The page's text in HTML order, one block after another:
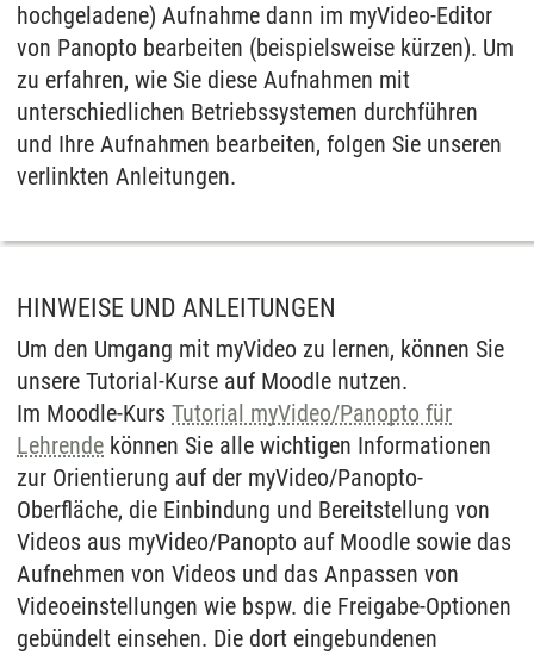
hochgeladene) Aufnahme dann im myVideo-Editor
von Panopto bearbeiten (beispielsweise kürzen). Um
zu erfahren, wie Sie diese Aufnahmen mit
unterschiedlichen Betriebssystemen durchführen
und Ihre Aufnahmen bearbeiten, folgen Sie unseren
verlinkten Anleitungen.
HINWEISE UND ANLEITUNGEN
Um den Umgang mit myVideo zu lernen, können Sie
unsere Tutorial-Kurse auf Moodle nutzen.
Im Moodle-Kurs Tutorial myVideo/Panopto für
Lehrende können Sie alle wichtigen Informationen
zur Orientierung auf der myVideo/Panopto-
Oberfläche, die Einbindung und Bereitstellung von
Videos aus myVideo/Panopto auf Moodle sowie das
Aufnehmen von Videos und das Anpassen von
Videoeinstellungen wie bspw. die Freigabe-Optionen
gebündelt einsehen. Die dort eingebundenen